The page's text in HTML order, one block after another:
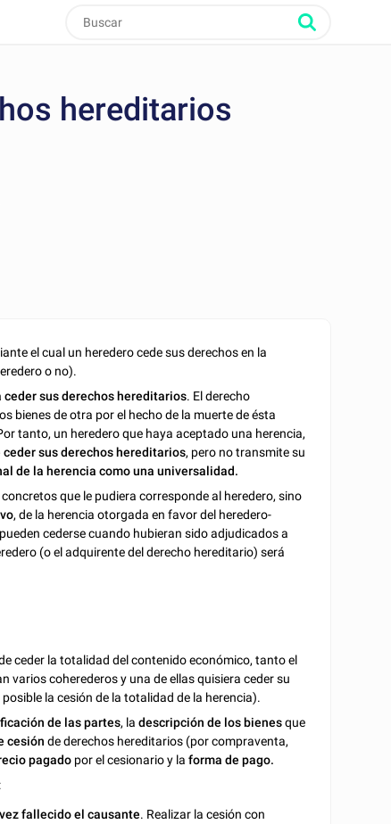
hereditarios
el cual un heredero cede sus derechos en la
o no).
ceder sus derechos hereditarios. El derecho
bienes de otra por el hecho de la muerte de ésta
tanto, un heredero que haya aceptado una herencia,
ceder sus derechos hereditarios, pero no transmite su
de la herencia como una universalidad.
que le pudiera corresponde al heredero, sino
, de la herencia otorgada en favor del heredero-
cederse cuando hubieran sido adjudicados a
(o el adquirente del derecho hereditario) será
ceder la totalidad del contenido económico, tanto el
varios coherederos y una de ellas quisiera ceder su
la cesión de la totalidad de la herencia).
de las partes, ladescripción de los bienesque
cesión de derechos hereditarios (por compraventa,
pagado por el cesionario y laforma de pago.
fallecido el causante. Realizar la cesión con